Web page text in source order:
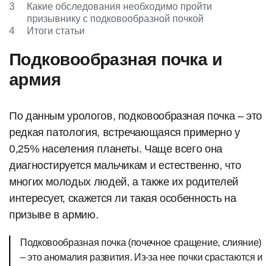
3
Какие обследования необходимо пройти
призывнику с подковообразной почкой
4
Итоги статьи
Подковообразная почка и
армия
По данным урологов, подковообразная почка – это
редкая патология, встречающаяся примерно у
0,25% населения планеты. Чаще всего она
диагностируется мальчикам и естественно, что
многих молодых людей, а также их родителей
интересует, скажется ли такая особенность на
призыве в армию.
Подковообразная почка (почечное сращение, слияние)
– это аномалия развития. Из-за нее почки срастаются и